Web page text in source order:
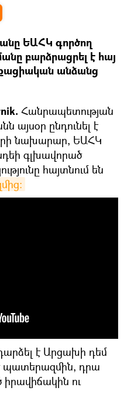
ԵԱՀԿ գործող
բարձրացրել է հայ
անձանց
Հանրապետության
այսօր ընդունել է
նախարար, ԵԱՀԿ
գլխավորած
հայտնում են
է Արցախի դեմ
պատերազմին, դրա
ու